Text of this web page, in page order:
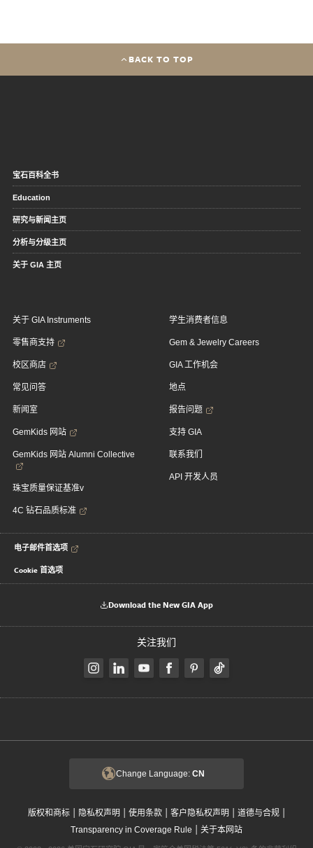
BACK TO TOP
宝石百科全书
Education
研究与新闻主页
分析与分级主页
关于 GIA 主页
关于 GIA Instruments
零售商支持
校区商店
常见问答
新闻室
GemKids 网站
GemKids 网站 Alumni Collective
珠宝质量保证基准v
4C 钻石品质标准
学生消费者信息
Gem & Jewelry Careers
GIA 工作机会
地点
报告问题
支持 GIA
联系我们
API 开发人员
电子邮件首选项
Cookie 首选项
Download the New GIA App
关注我们
Change Language: CN
版权和商标 | 隐私权声明 | 使用条款 | 客户隐私权声明 | 道德与合规 |
Transparency in Coverage Rule | 关于本网站